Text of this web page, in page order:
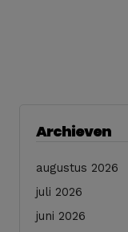
Archieven
augustus 2026
juli 2026
juni 2026